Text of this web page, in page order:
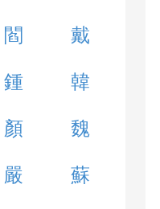
閻 戴
鍾 韓
顏 魏
嚴 蘇